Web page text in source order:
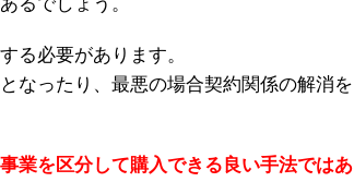
る必要があります。
なったり、最悪の場合契約関係の解消を
業を区分して購入できる良い手法ではあ